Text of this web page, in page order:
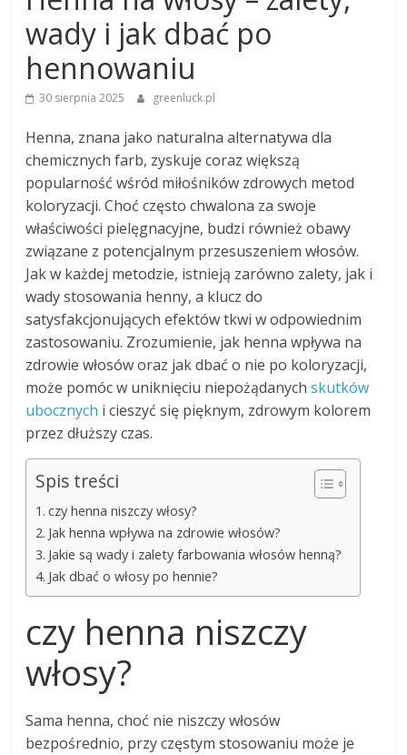
wady i jak dbać po
hennowaniu
30 sierpnia 2025 greenluck.pl
Henna, znana jako naturalna alternatywa dla
chemicznych farb, zyskuje coraz większą
popularność wśród miłośników zdrowych metod
koloryzacji. Choć często chwalona za swoje
właściwości pielęgnacyjne, budzi również obawy
związane z potencjalnym przesuszeniem włosów.
Jak w każdej metodzie, istnieją zarówno zalety, jak i
wady stosowania henny, a klucz do
satysfakcjonujących efektów tkwi w odpowiednim
zastosowaniu. Zrozumienie, jak henna wpływa na
zdrowie włosów oraz jak dbać o nie po koloryzacji,
może pomóc w uniknięciu niepożądanychskutków
ubocznych i cieszyć się pięknym, zdrowym kolorem
przez dłuższy czas.
Spis treści
czy henna niszczy włosy?
Jak henna wpływa na zdrowie włosów?
Jakie są wady i zalety farbowania włosów henną?
Jak dbać o włosy po hennie?
czy henna niszczy
włosy?
Sama henna, choć nie niszczy włosów
bezpośrednio, przy częstym stosowaniu może je